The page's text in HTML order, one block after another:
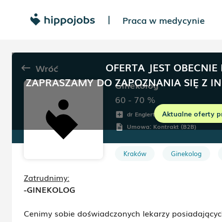
| Praca w medycynie
OFERTA JEST
ZAPRASZAMY DO ZAPOZNANIA SIĘ Z
Aktualne oferty
keyboard_backspace Wróć
Ginekolog
60 - 70 %
add_box dr Englert DermaClinic room
description Umowa: Kontrakt (B2B)
Kraków Ginekolog
Zatrudnimy:
-GINEKOLOG
Cenimy sobie doświadczonych lekarzy